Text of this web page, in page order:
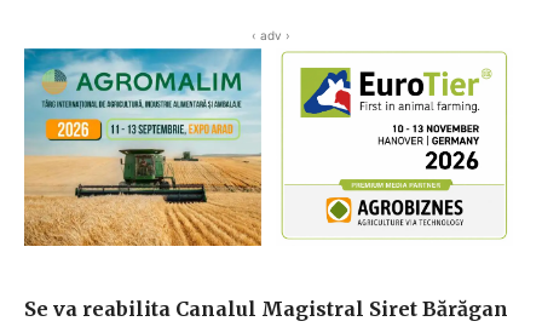
‹ adv ›
Se va reabilita Canalul Magistral Siret Bărăgan